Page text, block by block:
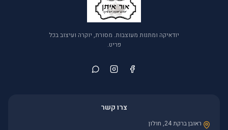
יודאיקה ומתנות מעוצבות. מסורת, יוקרה ועיצוב בכל
פריט.
צרו קשר
ראובן ברקת 24, חולון